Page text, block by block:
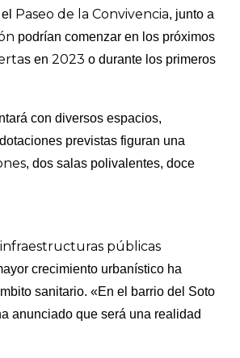
Paseo de la Convivencia, junto a
podrían comenzar en los próximos
s en2023 o durante los primeros
con diversos espacios,
previstas figuran una
, dos salas polivalentes, doce
infraestructuras públicas
crecimiento urbanístico ha
sanitario. «En el barrio del Soto
anunciado que será una realidad